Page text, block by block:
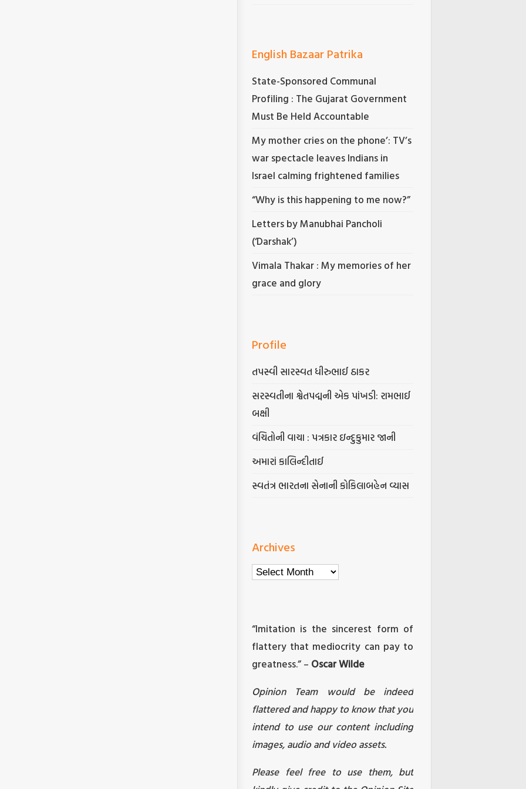
English Bazaar Patrika
State-Sponsored Communal
Profiling : The Gujarat Government
Must Be Held Accountable
My mother cries on the phone’: TV’s
war spectacle leaves Indians in
Israel calming frightened families
“Why is this happening to me now?”
Letters by Manubhai Pancholi
(‘Darshak’)
Vimala Thakar : My memories of her
grace and glory
Profile
તપસ્વી સારસ્વત ધીરુભાઈ ઠાકર
સરસ્વતીના શ્વેતપદ્મની એક પાંખડી: રામભાઈ
બક્ષી
વંચિતોની વાચા : પત્રકાર ઇન્દુકુમાર જાની
અમારાં કાલિન્દીતાઈ
સ્વતંત્ર ભારતના સેનાની કોકિલાબહેન વ્યાસ
Archives
Archives
“Imitation is the sincerest form of
flattery that mediocrity can pay to
greatness.” – Oscar Wilde
Opinion Team would be indeed
flattered and happy to know that you
intend to use our content including
images, audio and video assets.
Please feel free to use them, but